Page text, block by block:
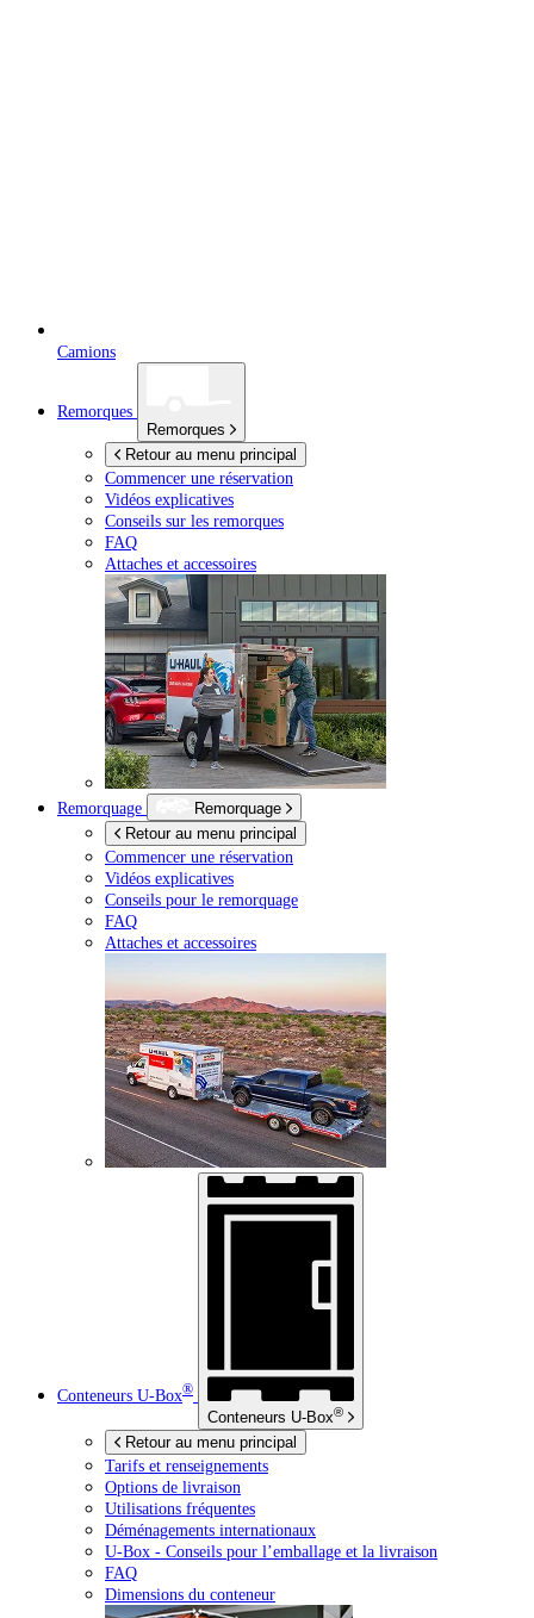
Camions
Remorques
Remorques
Retour au menu principal
Commencer une réservation
Vidéos explicatives
Conseils sur les remorques
FAQ
Attaches et accessoires
Remorquage
Remorquage
Retour au menu principal
Commencer une réservation
Vidéos explicatives
Conseils pour le remorquage
FAQ
Attaches et accessoires
Conteneurs U-Box®
Conteneurs U-Box®
Retour au menu principal
Tarifs et renseignements
Options de livraison
Utilisations fréquentes
Déménagements internationaux
U-Box - Conseils pour l’emballage et la livraison
FAQ
Dimensions du conteneur